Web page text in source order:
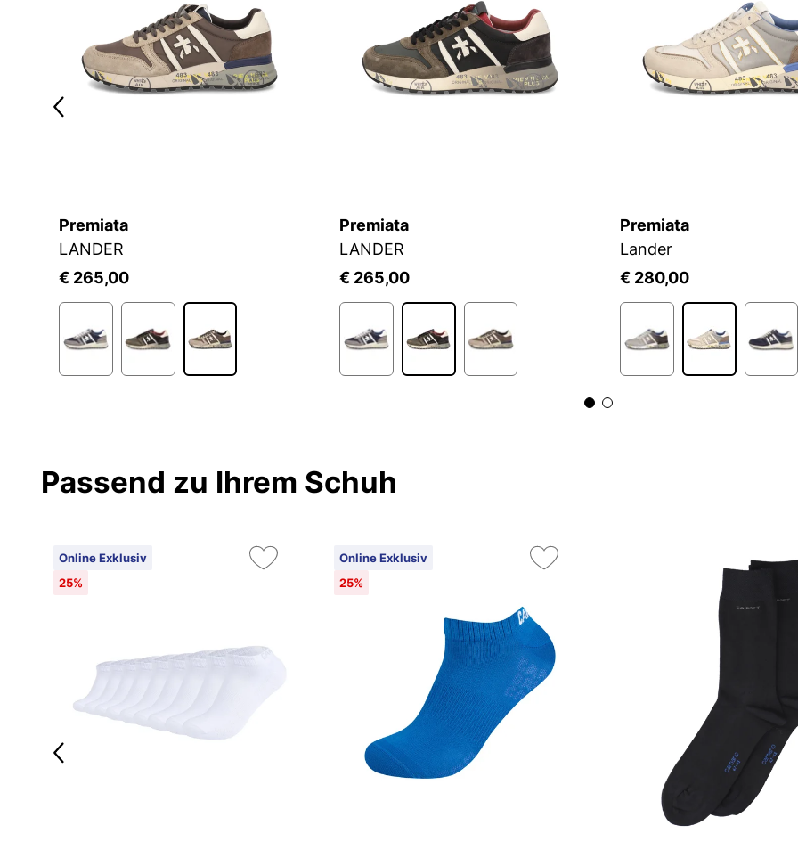
Premiata
LANDER
€ 265,00
Premiata
LANDER
€ 265,00
Premiata
Lander
€ 280,00
Passend zu Ihrem Schuh
Online Exklusiv
25%
Online Exklusiv
25%